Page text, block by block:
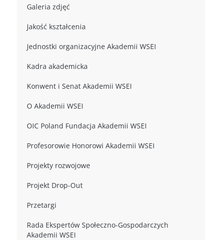
Galeria zdjęć
Jakość kształcenia
Jednostki organizacyjne Akademii WSEI
Kadra akademicka
Konwent i Senat Akademii WSEI
O Akademii WSEI
OIC Poland Fundacja Akademii WSEI
Profesorowie Honorowi Akademii WSEI
Projekty rozwojowe
Projekt Drop-Out
Przetargi
Rada Ekspertów Społeczno-Gospodarczych
Akademii WSEI